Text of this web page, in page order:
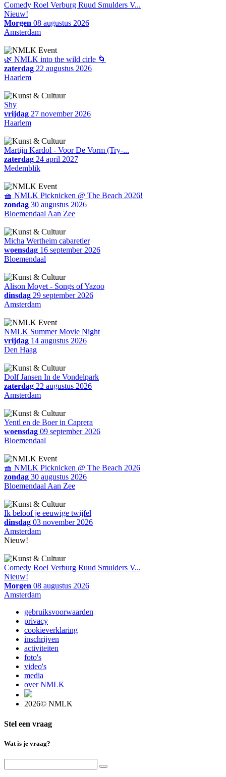
Comedy Roel Verburg Ruud Smulders V...
Nieuw!
Morgen 08 augustus 2026
Amsterdam
🌿 NMLK into the wild cirle 🌀
zaterdag 22 augustus 2026
Haarlem
Shy
vrijdag 27 november 2026
Haarlem
Martijn Kardol - Voor De Vorm (Try-...
zaterdag 24 april 2027
Medemblik
🧺 NMLK Picknicken @ The Beach 2026!
zondag 30 augustus 2026
Bloemendaal Aan Zee
Micha Wertheim cabaretier
woensdag 16 september 2026
Bloemendaal
Alison Moyet - Songs of Yazoo
dinsdag 29 september 2026
Amsterdam
NMLK Summer Movie Night
vrijdag 14 augustus 2026
Den Haag
Dolf Jansen In de Vondelpark
zaterdag 22 augustus 2026
Amsterdam
Yentl en de Boer in Caprera
woensdag 09 september 2026
Bloemendaal
🧺 NMLK Picknicken @ The Beach 2026
zondag 30 augustus 2026
Bloemendaal Aan Zee
Ik beloof je eeuwige twijfel
dinsdag 03 november 2026
Amsterdam
Nieuw!
Comedy Roel Verburg Ruud Smulders V...
Nieuw!
Morgen 08 augustus 2026
Amsterdam
gebruiksvoorwaarden
privacy
cookieverklaring
inschrijven
activiteiten
foto's
video's
media
over NMLK
2026© NMLK
Stel een vraag
Wat is je vraag?